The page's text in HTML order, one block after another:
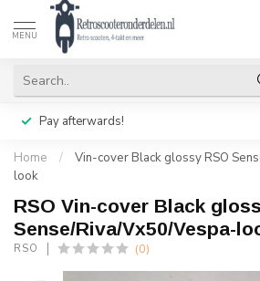
MENU
Pay afterwards!
Home /
Vin-cover Black glossy RSO
look
RSO Vin-cover Black
Sense/Riva/Vx50/Vespa-
RSO (0)